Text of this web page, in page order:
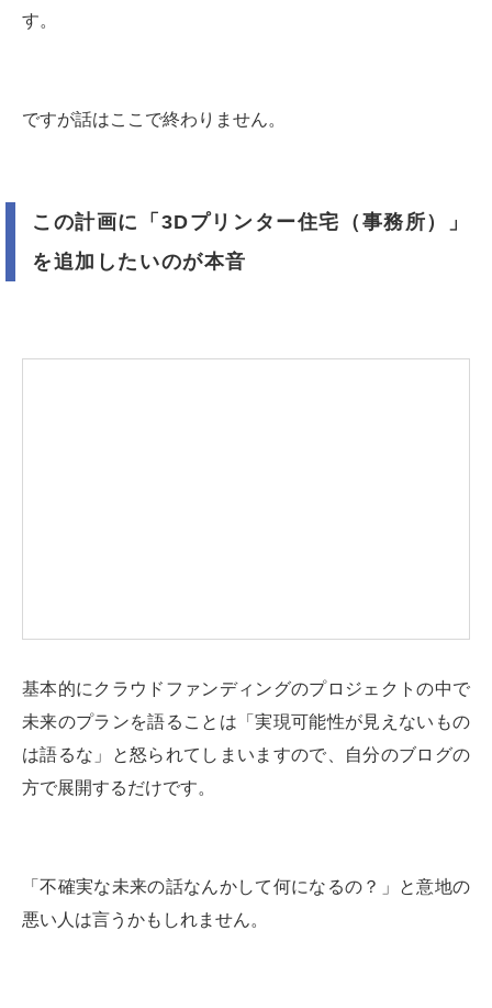
す。
ですが話はここで終わりません。
この計画に「3Dプリンター住宅（事務所）」
を追加したいのが本音
基本的にクラウドファンディングのプロジェクトの中で
未来のプランを語ることは「実現可能性が見えないもの
は語るな」と怒られてしまいますので、自分のブログの
方で展開するだけです。
「不確実な未来の話なんかして何になるの？」と意地の
悪い人は言うかもしれません。